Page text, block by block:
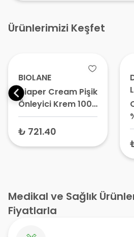
Ürünlerimizi Keşfet
DERMOTEK
LABORATORIES
Oksizinc Pomad
%20 Çinko Oksit
40 gr
₺ 190.35
Medikal ve Sağlık
Fiyatlarla